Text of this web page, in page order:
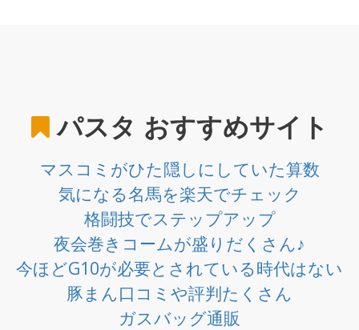
パスタ おすすめサイト
マスコミがひた隠しにしていた算数
気になる名馬を楽天でチェック
格闘技でステップアップ
夜会巻きコームが盛りだくさん♪
今ほどG10が必要とされている時代はない
豚まん口コミや評判たくさん
ガスバッグ通販